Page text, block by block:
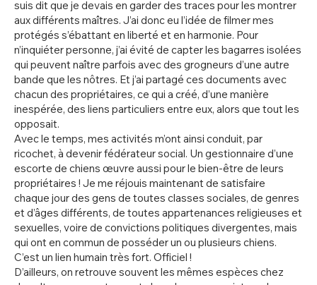
suis dit que je devais en garder des traces pour les montrer
aux différents maîtres. J’ai donc eu l’idée de filmer mes
protégés s’ébattant en liberté et en harmonie. Pour
n’inquiéter personne, j’ai évité de capter les bagarres isolées
qui peuvent naître parfois avec des grogneurs d’une autre
bande que les nôtres. Et j’ai partagé ces documents avec
chacun des propriétaires, ce qui a créé, d’une manière
inespérée, des liens particuliers entre eux, alors que tout les
opposait.
Avec le temps, mes activités m’ont ainsi conduit, par
ricochet, à devenir fédérateur social. Un gestionnaire d’une
escorte de chiens œuvre aussi pour le bien-être de leurs
propriétaires ! Je me réjouis maintenant de satisfaire
chaque jour des gens de toutes classes sociales, de genres
et d’âges différents, de toutes appartenances religieuses et
sexuelles, voire de convictions politiques divergentes, mais
qui ont en commun de posséder un ou plusieurs chiens.
C’est un lien humain très fort. Officiel !
D’ailleurs, on retrouve souvent les mêmes espèces chez